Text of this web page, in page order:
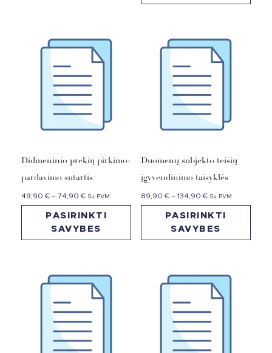
Didmeninio prekių pirkimo-
pardavimo sutartis
49,90€ – 74,90€ Su PVM
PASIRINKTI
SAVYBES
Duomenų subjekto teisių
įgyvendinimo taisyklės
89,90€ – 134,90€ Su PVM
PASIRINKTI
SAVYBES